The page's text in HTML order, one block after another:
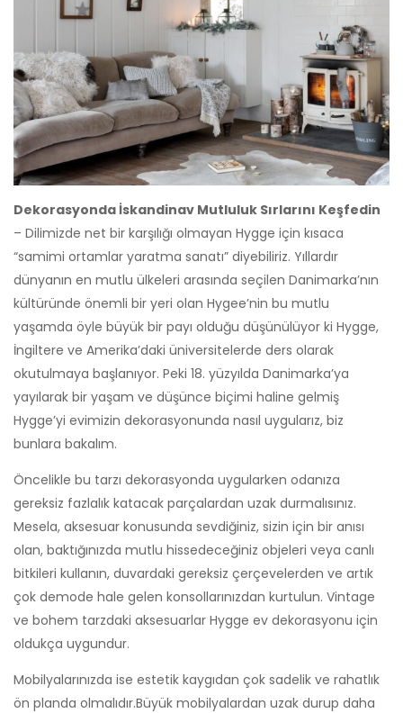
Dekorasyonda İskandinav Mutluluk Sırlarını Keşfedin
– Dilimizde net bir karşılığı olmayan Hygge için kısaca
“samimi ortamlar yaratma sanatı” diyebiliriz. Yıllardır
dünyanın en mutlu ülkeleri arasında seçilen Danimarka’nın
kültüründe önemli bir yeri olan Hygee’nin bu mutlu
yaşamda öyle büyük bir payı olduğu düşünülüyor ki Hygge,
İngiltere ve Amerika’daki üniversitelerde ders olarak
okutulmaya başlanıyor. Peki 18. yüzyılda Danimarka’ya
yayılarak bir yaşam ve düşünce biçimi haline gelmiş
Hygge’yi evimizin dekorasyonunda nasıl uygularız, biz
bunlara bakalım.
Öncelikle bu tarzı dekorasyonda uygularken odanıza
gereksiz fazlalık katacak parçalardan uzak durmalısınız.
Mesela, aksesuar konusunda sevdiğiniz, sizin için bir anısı
olan, baktığınızda mutlu hissedeceğiniz objeleri veya canlı
bitkileri kullanın, duvardaki gereksiz çerçevelerden ve artık
çok demode hale gelen konsollarınızdan kurtulun. Vintage
ve bohem tarzdaki aksesuarlar Hygge ev dekorasyonu için
oldukça uygundur.
Mobilyalarınızda ise estetik kaygıdan çok sadelik ve rahatlık
ön planda olmalıdır.Büyük mobilyalardan uzak durup daha